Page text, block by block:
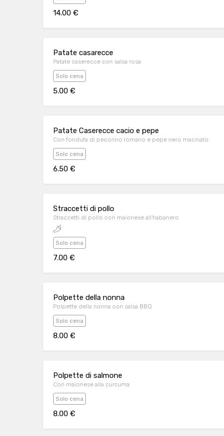
14.00 €
Patate casarecce
Patate caserecce con salsa rosa
Solo cena
5.00 €
Patate Caserecce cacio e pepe
Con fonduta di pecorino romano e pepe nero macinato
Solo cena
6.50 €
Straccetti di pollo
Straccetti di pollo con maionese all'habanero
Solo cena
7.00 €
Polpette della nonna
Polpette della nonna con salsa BBQ
Solo cena
8.00 €
Polpette di salmone
Con maionese alla curcuma
Solo cena
8.00 €